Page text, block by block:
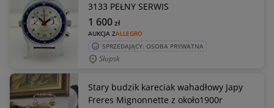
3133 PEŁNY SERWIS
AUKCJA ZALLEGRO
1 600zł
SPRZEDAJĄCY: OSOBA PRYWATNA
Słupsk
Stary budzik kareciak wahadłowy Japy
Freres Mignonnette z około1900r